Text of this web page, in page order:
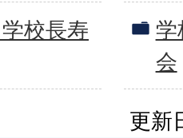
校長寿
学
会
更新